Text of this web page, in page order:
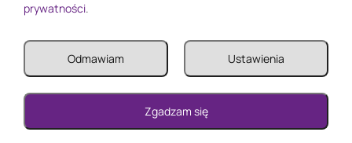
0 0
Informacje
Informacje
Reklamacja i zwroty
Twoje konto
Twoje konto
prywatności.
Zgadzam się
Ustawienia
Odmawiam